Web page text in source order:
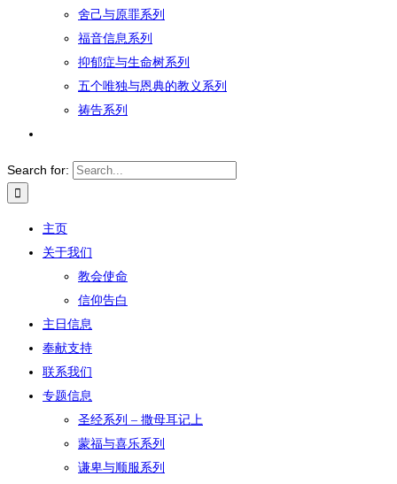
舍己与原罪系列
福音信息系列
抑郁症与生命树系列
五个唯独与恩典的教义系列
祷告系列
Search for:
主页
关于我们
教会使命
信仰告白
主日信息
奉献支持
联系我们
专题信息
圣经系列 – 撒母耳记上
蒙福与喜乐系列
谦卑与顺服系列